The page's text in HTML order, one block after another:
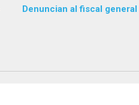
Denuncian al fiscal